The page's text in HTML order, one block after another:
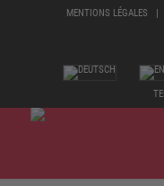
MENTIONS LÉGALES